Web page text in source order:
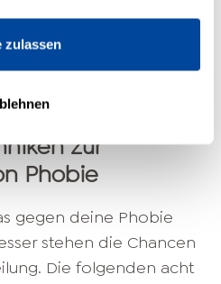
zulassen
verlassen zu
die Expositionstherapie
kann, wird in folgendem
zur
Phobie
gegen deine Phobie
stehen die Chancen
Die folgenden acht